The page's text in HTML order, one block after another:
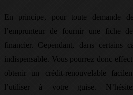
En principe, pour toute demande
l’emprunteur de fournir une fiche
financier. Cependant, dans certains
indispensable. Vous pourrez donc
obtenir un crédit-renouvelable
l’utiliser à votre guise.